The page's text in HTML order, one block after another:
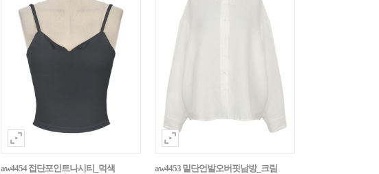
aw4454 접단포인트나시티_먹색 aw4453 밑단언발오버핏남방_크림